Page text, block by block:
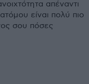
απέναντι
είναι πολύ πιο
σου πόσες